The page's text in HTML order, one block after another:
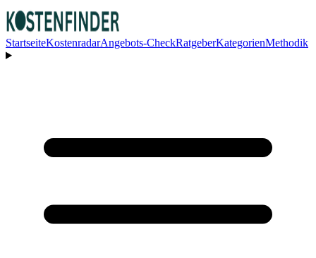
StartseiteKostenradarAngebots-CheckRatgeberKategorienMethodik